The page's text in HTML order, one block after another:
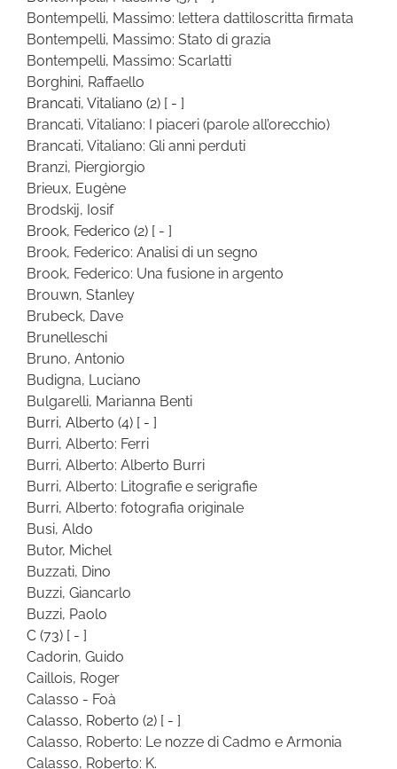
Bontempelli, Massimo: lettera dattiloscritta firmata
Bontempelli, Massimo: Stato di grazia
Bontempelli, Massimo: Scarlatti
Borghini, Raffaello
Brancati, Vitaliano (2) [ - ]
Brancati, Vitaliano: I piaceri (parole all’orecchio)
Brancati, Vitaliano: Gli anni perduti
Branzi, Piergiorgio
Brieux, Eugène
Brodskij, Iosif
Brook, Federico (2) [ - ]
Brook, Federico: Analisi di un segno
Brook, Federico: Una fusione in argento
Brouwn, Stanley
Brubeck, Dave
Brunelleschi
Bruno, Antonio
Budigna, Luciano
Bulgarelli, Marianna Benti
Burri, Alberto (4) [ - ]
Burri, Alberto: Ferri
Burri, Alberto: Alberto Burri
Burri, Alberto: Litografie e serigrafie
Burri, Alberto: fotografia originale
Busi, Aldo
Butor, Michel
Buzzati, Dino
Buzzi, Giancarlo
Buzzi, Paolo
C (73) [ - ]
Cadorin, Guido
Caillois, Roger
Calasso - Foà
Calasso, Roberto (2) [ - ]
Calasso, Roberto: Le nozze di Cadmo e Armonia
Calasso, Roberto: K.